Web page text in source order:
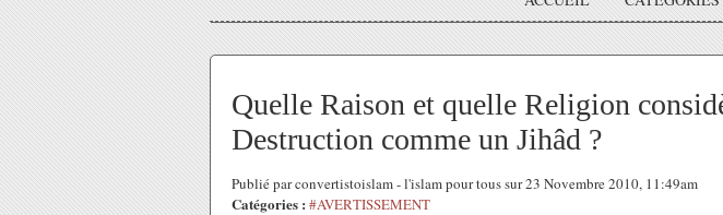
Quelle Raison et quelle Religion
Destruction comme un Jihâd ?
Publié par convertistoislam - l'islam pour tous sur 23 Novembre 2010, 11:49am
Catégories : #AVERTISSEMENT